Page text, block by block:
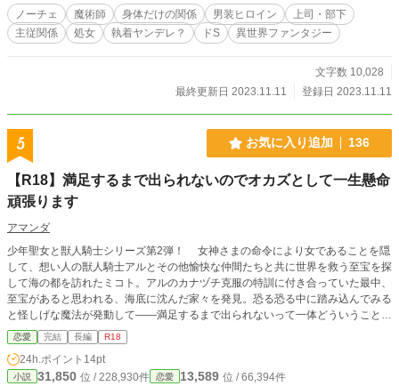
ベルトを誘惑することにしたけれど――？ ＊＊＊ 稀代の魔
術師（ただしドS腹黒）×魔力持ち男装令嬢、ギブアンドテイ
クな愛人契約ラブロマンス ＊＊＊ ムーンライトノベルズで
元視点習作です ※表紙はpixabay様よりお借りし、かんたん
ノーチェ 魔術師 身体だけの関係 男装ヒロイン
上司・部下
主従関係
処女 執着ヤンデレ？ ドS 異世界ファンタジー
文字数 10,028
最終更新日 2023.11.11
登録日 2023.11.11
5 お気に入り追加 136
【R18】満足するまで出られないのでオカズとして一生懸命
頑張ります
アマンダ
少年聖女と獣人騎士シリーズ第2弾！ 女神さまの命令により女であることを隠
して、想い人の獣人騎士アルとその他愉快な仲間たちと共に世界を救う至宝を探
して海の都を訪れたミコト。アルのカナヅチ克服の特訓に付き合っていた最中、
至宝があると思われる、海底に沈んだ家々を発見。恐る恐る中に踏み込んでみる
と怪しげな魔法が発動して――満足するまで出られないって一体どういうことで
すか！？ 獣人騎士を興奮させるべく、女であることをバレないように気をつけ
ながら、誠心誠意お手伝いさせていただきます。物語の都合上、最後までは致し
ません。 『世界のピンチが救われるまで本能に従ってはいけません！！』のR1
8ver.第2弾です。前作『男のフリした聖女は触手にアンアン喘がされ、ついでに
恋愛 完結 長編 R18
24h.ポイント 14pt
小説 31,850 位 / 228,930件 恋愛 13,589 位 / 66,394件